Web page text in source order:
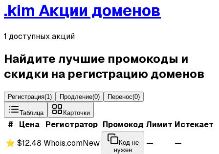
.kim Акции доменов
1 доступных акций
Найдите лучшие промокоды и
скидки на регистрацию доменов
Регистрация(1) Продление(0) Перенос(0)
Таблица Карточки
# Цена Регистратор Промокод Лимит Истекает
⭐ $12.48 Whois.comNew
Код не
нужен
—
—